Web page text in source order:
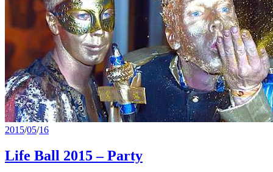
2015/05/16
Life Ball 2015 – Party